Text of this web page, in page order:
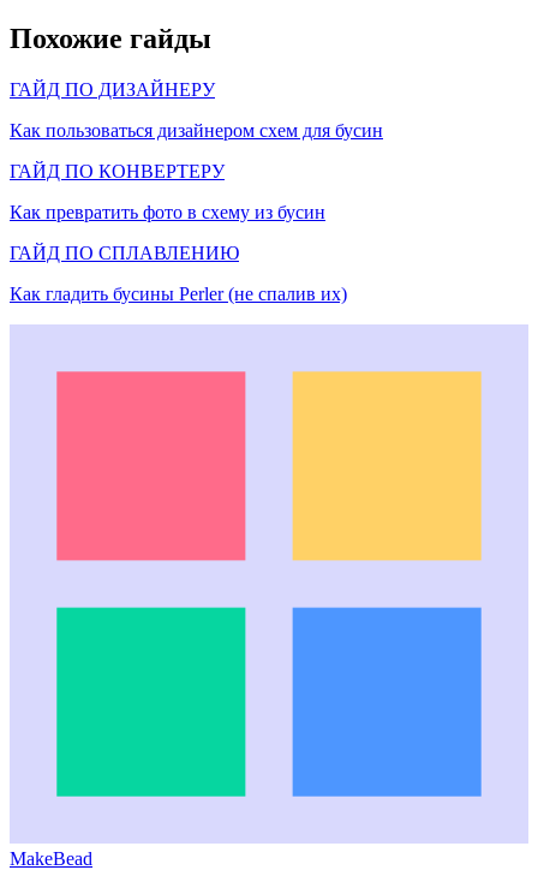
Похожие гайды
ГАЙД ПО ДИЗАЙНЕРУ
Как пользоваться дизайнером схем для бусин
ГАЙД ПО КОНВЕРТЕРУ
Как превратить фото в схему из бусин
ГАЙД ПО СПЛАВЛЕНИЮ
Как гладить бусины Perler (не спалив их)
MakeBead